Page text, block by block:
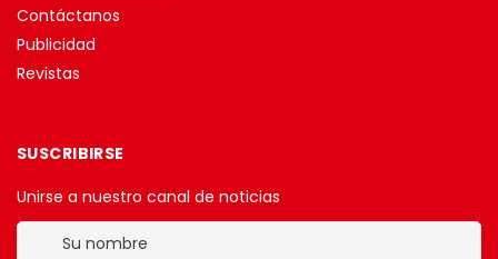
Contáctanos
Publicidad
Revistas
SUSCRIBIRSE
Unirse a nuestro canal de noticias